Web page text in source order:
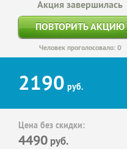
Акция завершилась
ПОВТОРИТЬ АКЦИЮ
Человек проголосовало: 0
2190 руб.
Цена без скидки:
4490 руб.